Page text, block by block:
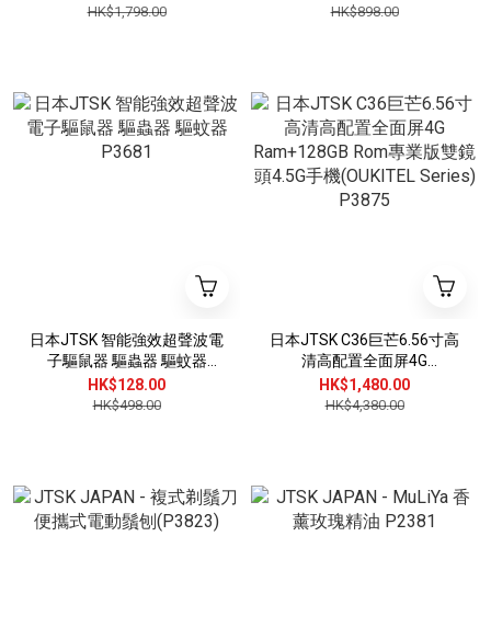
奶粉機 智慧恆溫水壺 P2362
HK$1,798.00
告別噪音 P2972
HK$898.00
日本JTSK 智能強效超聲波電
子驅鼠器 驅蟲器 驅蚊器
P3681
HK$128.00
HK$498.00
日本JTSK C36巨芒6.56寸高
清高配置全面屏4G
Ram+128GB Rom專業版雙
鏡頭4.5G手機(OUKITEL
HK$1,480.00
HK$4,380.00